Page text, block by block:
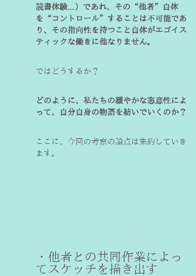
読書体験....）であれ、その“他者”自体
を“コントロール”することは不可能であ
り、その指向性を持つこと自体がエゴイス
ティックな働きに他なりません。
ではどうするか？
どのように、私たちの緩やかな恣意性によ
って、自分自身の物語を紡いでいくのか？
ここに、今回の考察の論点は集約していき
ます。
・他者との共同作業によっ
てスケッチを描き出す